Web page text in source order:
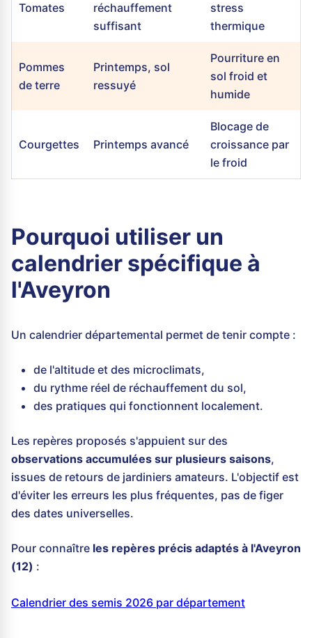
Tomates
réchauffement
suffisant
stress
thermique
Pommes
de terre
Printemps, sol
ressuyé
Pourriture en
sol froid et
humide
Courgettes Printemps avancé
Blocage de
croissance par
le froid
Pourquoi utiliser un
calendrier spécifique à
l'Aveyron
Un calendrier départemental permet de tenir compte :
de l'altitude et des microclimats,
du rythme réel de réchauffement du sol,
des pratiques qui fonctionnent localement.
Les repères proposés s'appuient sur des
observations accumulées sur plusieurs saisons,
issues de retours de jardiniers amateurs. L'objectif est
d'éviter les erreurs les plus fréquentes, pas de figer
des dates universelles.
Pour connaître les repères précis adaptés à l'Aveyron
(12) :
Calendrier des semis 2026 par département